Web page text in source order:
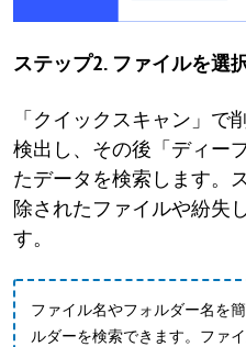
ステップ2. ファイルを選
「クイックスキャン」で
検出し、その後「ディー
たデータを検索します。
除されたファイルや紛失
す。
ファイル名やフォルダー名を
ルダーを検索できます。ファ